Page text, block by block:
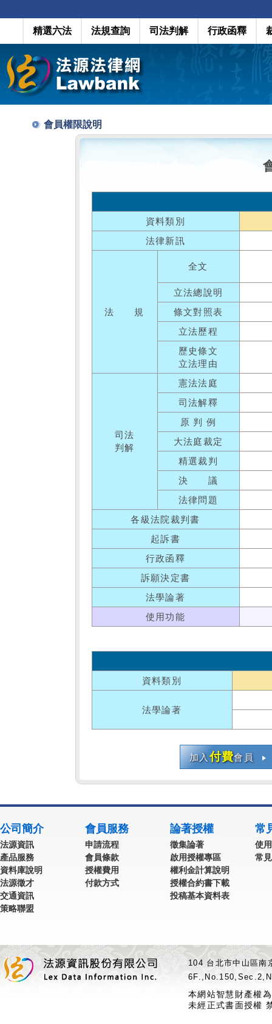
精選六法 法規查詢 司法判解 行政函釋
會員權限說明
資料類別
法律新訊
法 規
全文
立法總說明
條文對照表
立法歷程
歷史條文
立法理由
司法
判解
憲法法庭
司法解釋
原 判 例
大法庭裁定
精選裁判
決 議
法律問題
各級法院裁判書
起訴書
行政函釋
訴願決定書
法學論著
使用功能
資料類別
法學論著
加入付費會員
公司簡介
法源資訊
產品服務
資料庫說明
法源徵才
交通資訊
策略聯盟
會員服務
申請流程
會員條款
授權費用
付款方式
論著授權
徵集論著
啟用授權專區
權利金計算說明
授權合約書下載
投稿基本資料表
常
使
常
104 台北市中山區
本網站智慧財產權
未經正式書面授權